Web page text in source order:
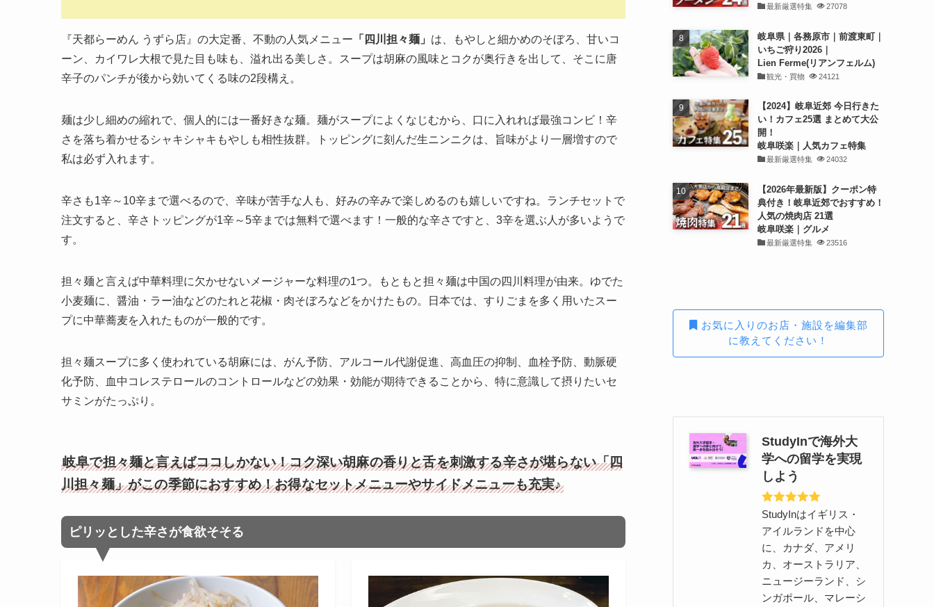
『天都らーめん うずら店』の大定番、不動の人気メニュー 「四川担々麺」 は、もやしと細かめのそぼろ、甘いコ
ーン、カイワレ大根で見た目も味も、溢れ出る美しさ。スープは胡麻の風味とコクが奥行きを出して、そこに唐
辛子のパンチが後から効いてくる味の2段構え。
麺は少し細めの縮れで、個人的には一番好きな麺。 麺がスープによくなじむから、口に入れれば最強コンビ！辛
さを落ち着かせるシャキシャキもやしも相性抜群。トッピングに刻んだ生ニンニクは、旨味がより一層増すので
私は必ず入れます。
辛さも1辛～10辛まで選べるので、辛味が苦手な人も、好みの辛みで楽しめるのも嬉しいですね。ランチセットで
注文すると、辛さトッピングが1辛～5辛までは無料で選べます！一般的な辛さですと、3辛を選ぶ人が多いようで
す。
担々 麺と言えば中華料理に欠かせないメージャーな料理の1つ。もともと担々 麺は中国の四川料理が由来。ゆでた
小麦麺に、醤油・ラー油などのたれと花椒・肉そぼろなどをかけたもの。日本では、すりごまを多く用いたスー
プに中華蕎麦を入れたものが一般的です。
担々 麺スープに多く使われている胡麻には、がん予防、アルコール代謝促進、高血圧の抑制、血栓予防、動脈硬
化予防、血中コレステロールのコントロールなどの効果・効能が期待できることから、特に意識して摂りたいセ
サミンがたっぷり。
岐阜で担々麺と言えばココしかない！コク深い胡麻の香りと舌を刺激する辛さが堪らない「四
川担々麺」がこの季節におすすめ！お得なセットメニューやサイドメニューも充実♪
ピリッとした辛さが食欲そそる
最新厳選特集 27078
岐阜県｜各務原市｜前渡東町｜
いちご狩り2026｜
Lien Ferme(リアンフェルム)
観光・買物 24121
【2024】岐阜近郊 今日行きた
い！カフェ25選 まとめて大公
開！
岐阜咲楽｜人気カフェ特集
最新厳選特集 24032
【2026年最新版】クーポン特
典付き！岐阜近郊でおすすめ！
人気の焼肉店 21選
岐阜咲楽｜グルメ
最新厳選特集 23516
お気に入りのお店・施設を編集部
に教えてください！
StudyInで海外大
学への留学を実現
しよう
StudyInはイギリス・
アイルランドを中心
に、カナダ、アメリ
カ、オーストラリア、
ニュージーランド、シ
ンガポール、マレーシ